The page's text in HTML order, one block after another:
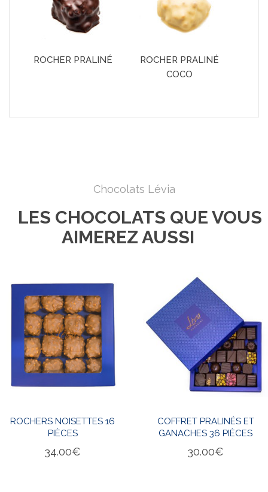
ROCHER PRALINÉ
ROCHER PRALINÉ
COCO
Chocolats Lévia
LES CHOCOLATS QUE VOUS
AIMEREZ AUSSI
ROCHERS NOISETTES 16
PIÈCES
34.00€
COFFRET PRALINÉS ET
GANACHES 36 PIÈCES
30.00€